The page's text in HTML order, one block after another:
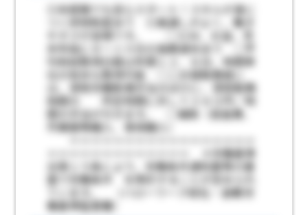
◎未経験でも安心スタート！スキルが身に
つく研修制度あり ◎風通しがよく、働き
やすさが自慢です。 ○ＧＷ、お盆、年
末年始に８～１０日の長期連休あり ○平
均有給取得日数は年間１２．６日、時間単
位の有休も取得可能 ○二交替勤務者に
は、深夜労働割増手当のほかに、深夜勤務
時間の 所定時間に対して３８０円／時
間の手当が付きます。 ○補助（昼食費、
作業服等購入、車両購入）
＝＝＝＝＝＝＝＝＝＝＝＝＝＝＝＝＝
＝＝＝＝＝＝＝＝＝＝＝＝＝ ＊労働基準
法第１５条により、労働条件通知書等の書
面で労働条件 を明示することが定められ
ています。 （ハローワーク総社・倉敷労
働基準監督署）